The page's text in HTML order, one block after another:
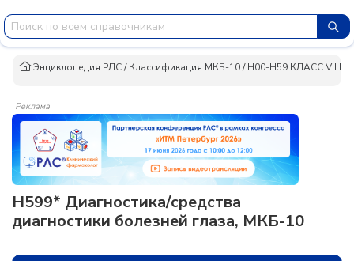
Энциклопедия РЛС/Классификация МКБ-10/H00-H59 КЛАСС VII
Реклама
H599* Диагностика/средства
диагностики болезней глаза, МКБ-10